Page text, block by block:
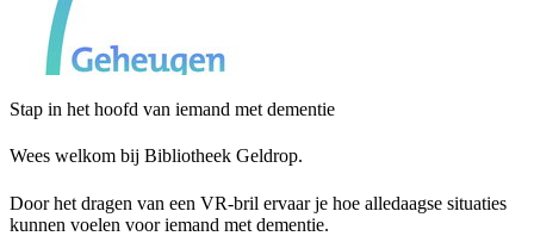
Stap in het hoofd van iemand met dementie
Wees welkom bij Bibliotheek Geldrop.
Door het dragen van een VR-bril ervaar je hoe alledaagse situaties
kunnen voelen voor iemand met dementie.